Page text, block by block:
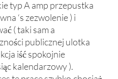
typ A amp przepustka
‘s zezwolenie ) i
( taki sam a
publicznej ulotka
iść spokojnie
kalendarzowy ).